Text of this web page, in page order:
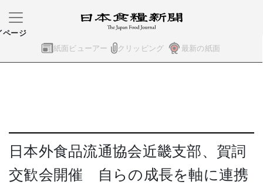
紙面ビューアー クリッピング 最新の紙面
ページ
日本外食品流通協会近畿支部、賀詞
交歓会開催 自らの成長を軸に連携